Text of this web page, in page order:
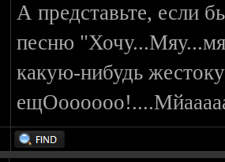
А представьте, если
песню
какую-нибудь